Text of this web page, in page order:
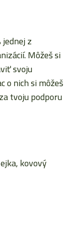
z
Môžeš si
svoju
o nich si môžeš
tvoju podporu
kovový